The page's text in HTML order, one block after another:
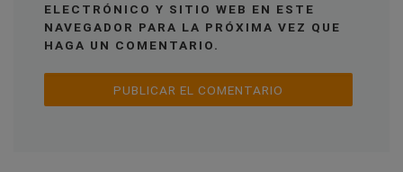
ELECTRÓNICO Y SITIO WEB EN ESTE
NAVEGADOR PARA LA PRÓXIMA VEZ QUE
HAGA UN COMENTARIO.